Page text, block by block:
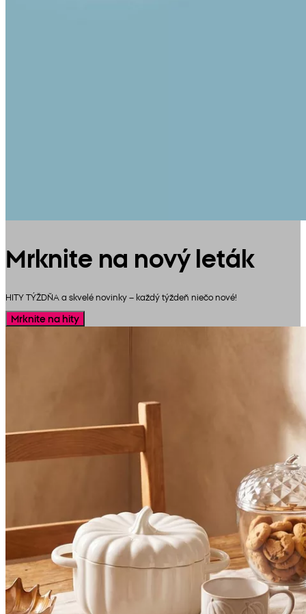
Mrknite na nový leták
HITY TÝŽDŇA a skvelé novinky – každý týždeň niečo nové!
Mrknite na hity